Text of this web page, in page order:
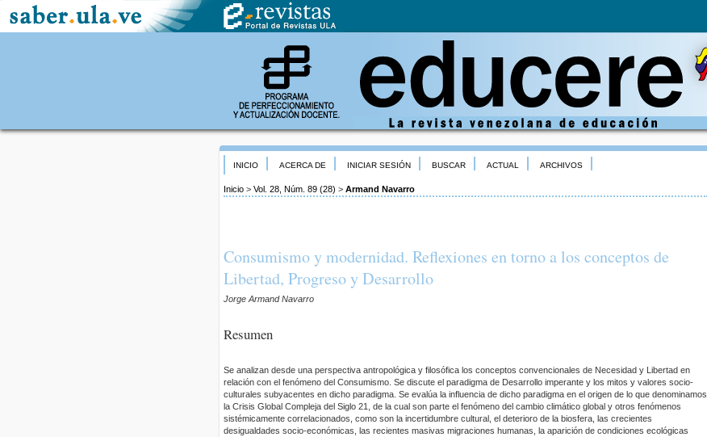
INICIO ACERCA DE INICIAR SESIÓN BUSCAR ACTUAL ARCHIVOS
Inicio > Vol. 28, Núm. 89 (28) > Armand Navarro
Consumismo y modernidad. Reflexiones en torno a los conceptos de
Libertad, Progreso y Desarrollo
Jorge Armand Navarro
Resumen
Se analizan desde una perspectiva antropológica y filosófica los conceptos convencionales de Necesidad y Libertad en
relación con el fenómeno del Consumismo. Se discute el paradigma de Desarrollo imperante y los mitos y valores socio-
culturales subyacentes en dicho paradigma. Se evalúa la influencia de dicho paradigma en el origen de lo que denominamos
la Crisis Global Compleja del Siglo 21, de la cual son parte el fenómeno del cambio climático global y otros fenómenos
sistémicamente correlacionados, como son la incertidumbre cultural, el deterioro de la biosfera, las crecientes
desigualdades socio-económicas, las recientes masivas migraciones humanas, la aparición de condiciones ecológicas